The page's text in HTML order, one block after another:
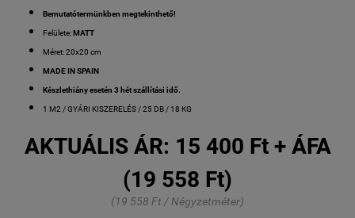
Bemutatótermünkben megtekinthető!
Felülete:MATT
Méret: 20x20 cm
MADE IN SPAIN
Készlethiány esetén 3 hét szállítási idő.
1 M2 / GYÁRI KISZERELÉS / 25 DB / 18 KG
AKTUÁLIS ÁR: 15 400 Ft + ÁFA
(19 558 Ft)
(19 558 Ft / Négyzetméter)